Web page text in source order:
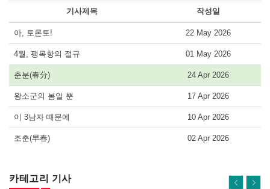
기사제목 작성일
아, 토론토! 22 May 2026
4월, 팽목항의 절규 01 May 2026
춘분(春分) 24 Apr 2026
왕소군의 봄일 뿐 17 Apr 2026
이 3남자 때문에 10 Apr 2026
조춘(早春) 02 Apr 2026
카테고리 기사